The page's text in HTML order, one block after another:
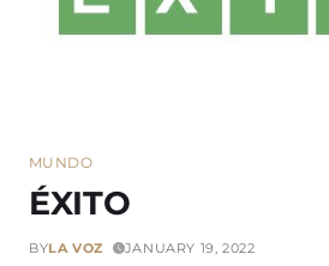
MUNDO
ÉXITO
BYLA VOZ JANUARY 19, 2022